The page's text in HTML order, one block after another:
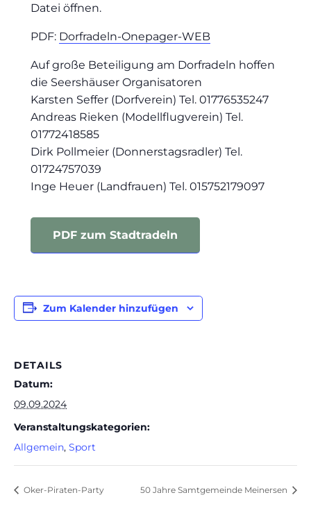
Datei öffnen.
PDF: Dorfradeln-Onepager-WEB
Auf große Beteiligung am Dorfradeln hoffen
die Seershäuser Organisatoren
Karsten Seffer (Dorfverein) Tel. 01776535247
Andreas Rieken (Modellflugverein) Tel.
01772418585
Dirk Pollmeier (Donnerstagsradler) Tel.
01724757039
Inge Heuer (Landfrauen) Tel. 015752179097
PDF zum Stadtradeln
Zum Kalender hinzufügen
DETAILS
Datum:
09.09.2024
Veranstaltungskategorien:
Allgemein, Sport
Oker-Piraten-Party 50 Jahre Samtgemeinde Meinersen